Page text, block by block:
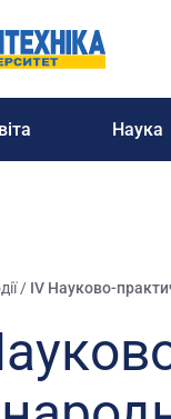
Наука
/ IV Науково-